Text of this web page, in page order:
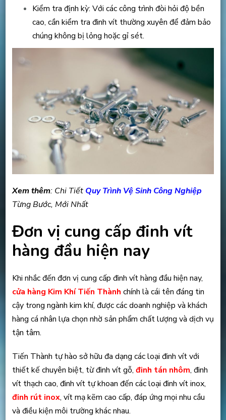
Kiểm tra định kỳ: Với các công trình đòi hỏi độ bền
cao, cần kiểm tra đinh vít thường xuyên để đảm bảo
chúng không bị lỏng hoặc gỉ sét.
Xem thêm: Chi Tiết Quy Trình Vệ Sinh Công Nghiệp
Từng Bước, Mới Nhất
Đơn vị cung cấp đinh vít
hàng đầu hiện nay
Khi nhắc đến đơn vị cung cấp đinh vít hàng đầu hiện nay,
cửa hàng Kim Khí Tiến Thành chính là cái tên đáng tin
cậy trong ngành kim khí, được các doanh nghiệp và khách
hàng cá nhân lựa chọn nhờ sản phẩm chất lượng và dịch vụ
tận tâm.
Tiến Thành tự hào sở hữu đa dạng các loại đinh vít với
thiết kế chuyên biệt, từ đinh vít gỗ, đinh tán nhôm, đinh
vít thạch cao, đinh vít tự khoan đến các loại đinh vít inox,
đinh rút inox, vít mạ kẽm cao cấp, đáp ứng mọi nhu cầu
và điều kiện môi trường khác nhau.